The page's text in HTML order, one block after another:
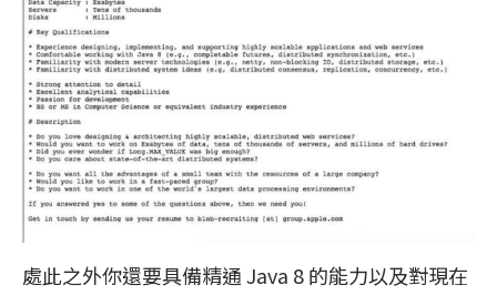
處此之外你還要具備精通 Java 8 的能力以及對現在